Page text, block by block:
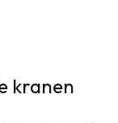
kranen